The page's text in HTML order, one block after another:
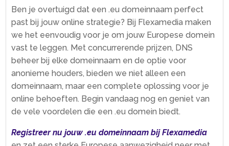
Ben je overtuigd dat een .​eu domeinnaam perfect
past bij jouw online strategie? Bij Flexamedia maken
we het eenvoudig voor je om jouw Europese domein
vast te leggen.​ Met concurrerende prijzen, DNS
beheer bij elke domeinnaam en de optie voor
anonieme houders, bieden we niet alleen een
domeinnaam, maar een complete oplossing voor je
online behoeften.​ Begin vandaag nog en geniet van
de vele voordelen die een .​eu domein biedt.​
Registreer nu jouw .​eu domeinnaam bij Flexamedia